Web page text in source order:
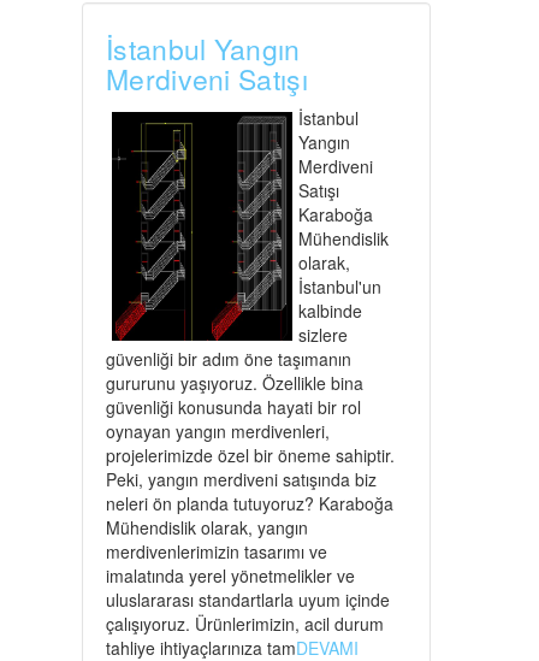
İstanbul Yangın
Merdiveni Satışı
İstanbul
Yangın
Merdiveni
Satışı
Karaboğa
Mühendislik
olarak,
İstanbul'un
kalbinde
sizlere
güvenliği bir adım öne taşımanın
gururunu yaşıyoruz. Özellikle bina
güvenliği konusunda hayati bir rol
oynayan yangın merdivenleri,
projelerimizde özel bir öneme sahiptir.
Peki, yangın merdiveni satışında biz
neleri ön planda tutuyoruz? Karaboğa
Mühendislik olarak, yangın
merdivenlerimizin tasarımı ve
imalatında yerel yönetmelikler ve
uluslararası standartlarla uyum içinde
çalışıyoruz. Ürünlerimizin, acil durum
tahliye ihtiyaçlarınıza tamDEVAMI